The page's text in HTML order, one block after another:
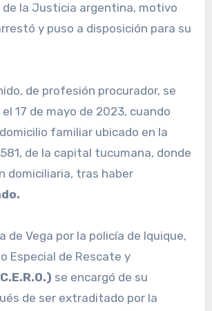
la Justicia argentina, motivo
y puso a disposición para su
de profesión procurador, se
17 de mayo de 2023, cuando
familiar ubicado en la
de la capital tucumana, donde
domiciliaria, tras haber
de Vega por la policía de Iquique,
Especial de Rescate y
se encargó de su
de ser extraditado por la